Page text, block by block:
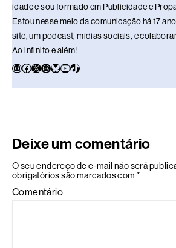
idade e sou formado em Publicidade e
Estou nesse meio da comunicação há 17
site, um podcast, mídias sociais, e
Ao infinito e além!
Deixe um comentário
O seu endereço de e-mail não será
obrigatórios são marcados com *
Comentário